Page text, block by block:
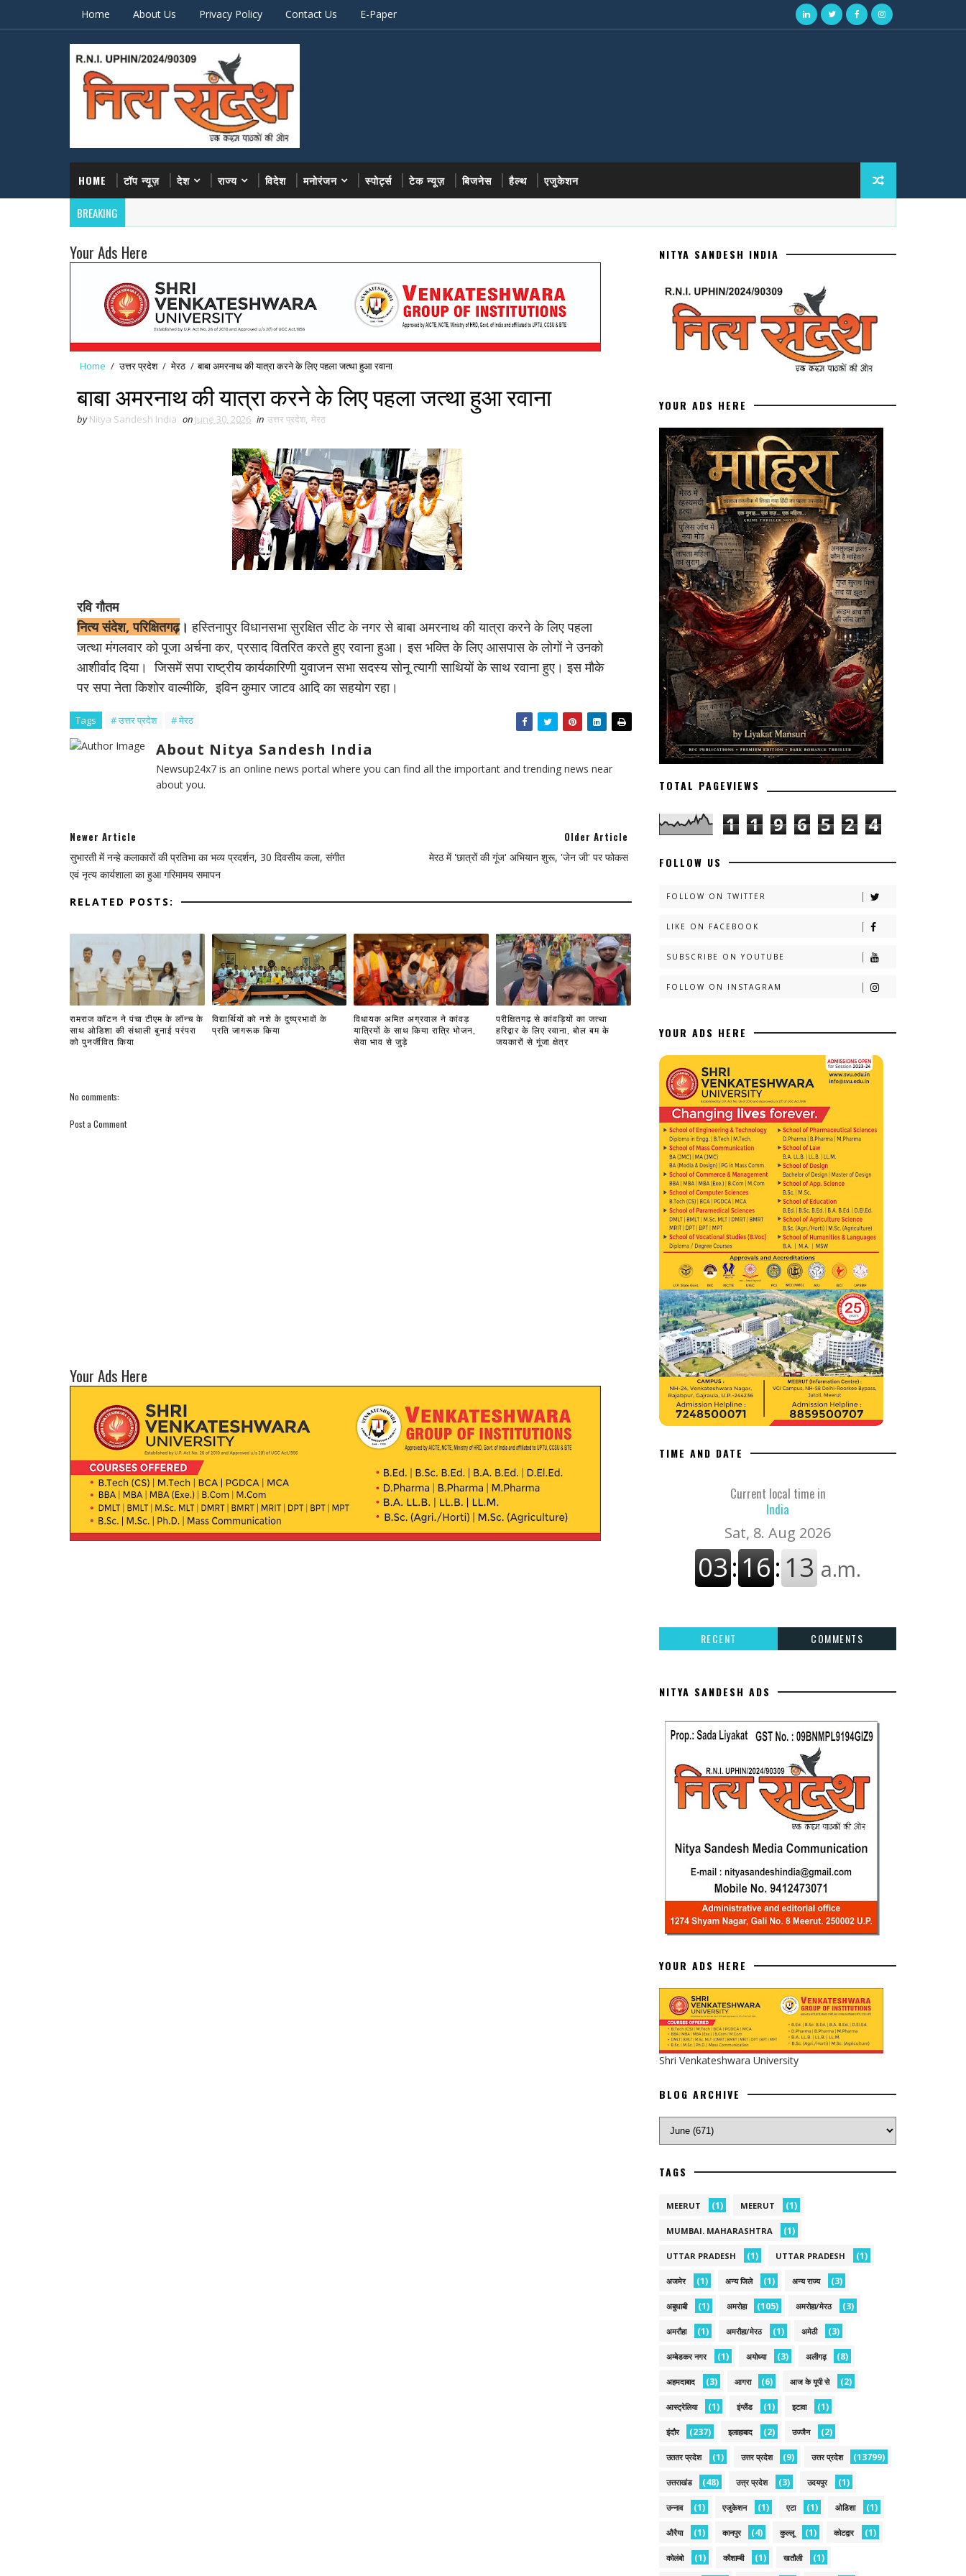
Home About Us Privacy Policy Contact Us E-Paper
HOME टॉप न्यूज़ देश राज्य विदेश मनोरंजन स्पोर्ट्स टेक न्यूज़ बिजनेस हैल्थ एजुकेशन
BREAKING
Your Ads Here
Home / उत्तर प्रदेश / मेरठ / बाबा अमरनाथ की यात्रा करने के लिए पहला जत्था हुआ रवाना
बाबा अमरनाथ की यात्रा करने के लिए पहला जत्था हुआ रवाना
by Nitya Sandesh India on June 30, 2026 in उत्तर प्रदेश, मेरठ
रवि गौतम
नित्य संदेश, परिक्षितगढ़। हस्तिनापुर विधानसभा सुरक्षित सीट के नगर से बाबा अमरनाथ की यात्रा करने के लिए पहला
जत्था मंगलवार को पूजा अर्चना कर, प्रसाद वितरित करते हुए रवाना हुआ। इस भक्ति के लिए आसपास के लोगों ने उनको
आशीर्वाद दिया। जिसमें सपा राष्ट्रीय कार्यकारिणी युवाजन सभा सदस्य सोनू त्यागी साथियों के साथ रवाना हुए। इस मौके
पर सपा नेता किशोर वाल्मीकि, इविन कुमार जाटव आदि का सहयोग रहा।
Tags # उत्तर प्रदेश # मेरठ
About Nitya Sandesh India
Newsup24x7 is an online news portal where you can find all the important and trending news near
about you.
Newer Article
सुभारती में नन्हे कलाकारों की प्रतिभा का भव्य प्रदर्शन, 30 दिवसीय कला, संगीत
एवं नृत्य कार्यशाला का हुआ गरिमामय समापन
Older Article
मेरठ में 'छात्रों की गूंज' अभियान शुरू, 'जेन जी' पर फोकस
RELATED POSTS:
रामराज कॉटन ने पंचा टीएम के लॉन्च के
साथ ओडिशा की संथाली बुनाई परंपरा
को पुनर्जीवित किया
विद्यार्थियों को नशे के दुष्प्रभावों के
प्रति जागरूक किया
विधायक अमित अग्रवाल ने कांवड़
यात्रियों के साथ किया रात्रि भोजन,
सेवा भाव से जुड़े
परीक्षितगढ़ से कांवड़ियों का जत्था
हरिद्वार के लिए रवाना, बोल बम के
जयकारों से गूंजा क्षेत्र
No comments:
Post a Comment
Your Ads Here
NITYA SANDESH INDIA
YOUR ADS HERE
TOTAL PAGEVIEWS
1 1 9 6 5 2 4
FOLLOW US
FOLLOW ON TWITTER
LIKE ON FACEBOOK
SUBSCRIBE ON YOUTUBE
FOLLOW ON INSTAGRAM
YOUR ADS HERE
TIME AND DATE
Current local time in
India
RECENT COMMENTS
NITYA SANDESH ADS
YOUR ADS HERE
Shri Venkateshwara University
BLOG ARCHIVE
TAGS
MEERUT (1) MEERUT (1)
MUMBAI. MAHARASHTRA (1)
UTTAR PRADESH (1) UTTAR PRADESH (1)
अजमेर (1) अन्य जिले (1) अन्य राज्य (3)
अबुधाबी (1) अमरोहा (105) अमरोहा/मेरठ (3)
अमरौहा (1) अमरौहा/मेरठ (1) अमेठी (3)
अम्बेडकर नगर (1) अयोध्या (3) अलीगढ़ (8)
अहमदाबाद (3) आगरा (6) आज के यूपी से (2)
आस्ट्रेलिया (1) इंग्लैंड (1) इटावा (1)
इंदौर (237) इलाहाबाद (2) उज्जैन (2)
उततर प्रदेश (1) उत्तर प्रदेश (9) उत्तर प्रदेश (13799)
उत्तराखंड (48) उत्त्र प्रदेश (3) उदयपुर (1)
उन्नाव (1) एजुकेशन (1) एटा (1) ओडिशा (1)
औरैया (1) कानपुर (4) कुल्लू (1) कोटद्वार (1)
कोलंबो (1) कौशाम्बी (1) खतौली (1)